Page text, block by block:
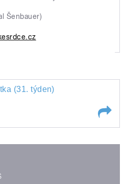
Šenbauer)
(31. týden)